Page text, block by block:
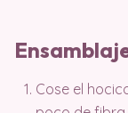
Cose el